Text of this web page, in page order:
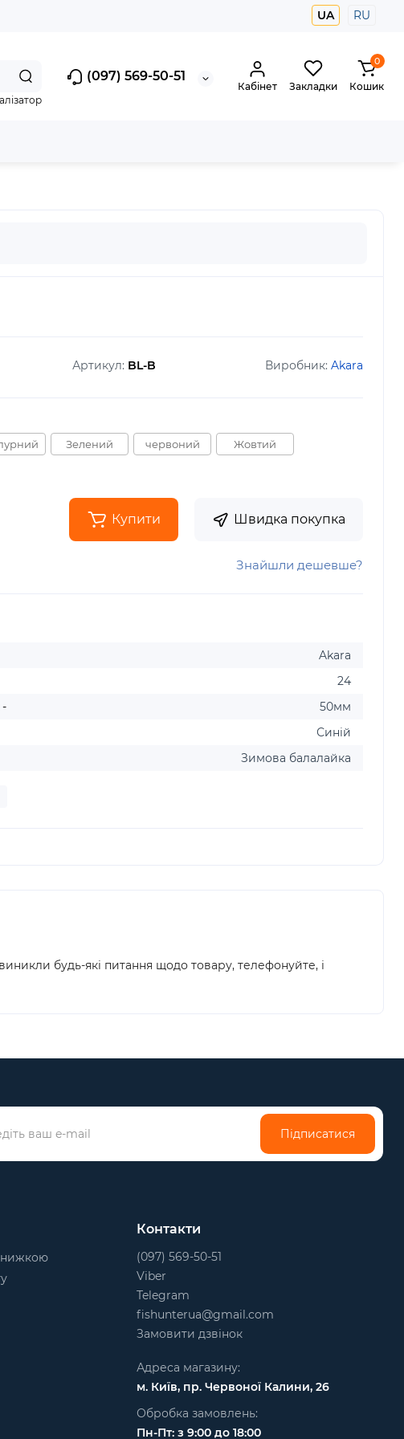
UA RU
(097) 569-50-51
Кабінет Закладки
0
Кошик
Артикул: BL-B Виробник: Akara
Зелений червоний Жовтий
Купити Швидка покупка
Знайшли дешевше?
Akara
24
-
50мм
Синій
Зимова балалайка
будь-які питання щодо товару, телефонуйте, і
Підписатися
Контакти
(097) 569-50-51
Viber
Telegram
fishunterua@gmail.com
Замовити дзвінок
Адреса магазину:
м. Київ, пр. Червоної Калини, 26
Обробка замовлень:
Пн-Пт: з 9:00 до 18:00